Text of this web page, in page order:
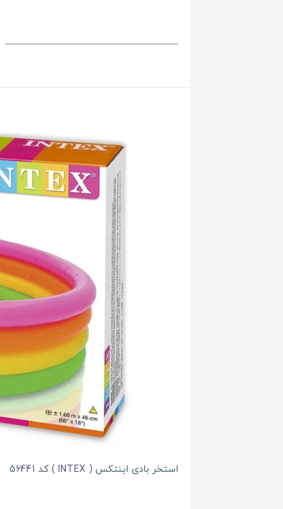
استخر بادی اینتکس ( INTEX ) کد 56441